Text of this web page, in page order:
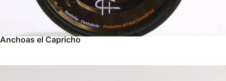
Anchoas el Capricho